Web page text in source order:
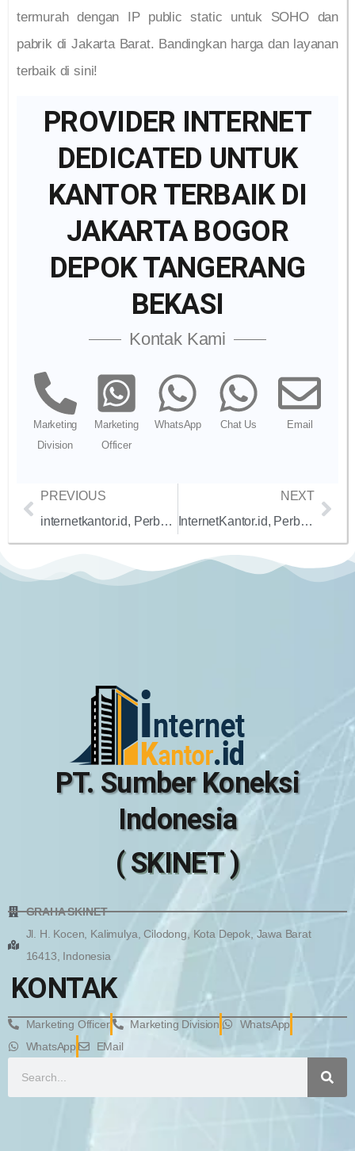
termurah dengan IP public static untuk SOHO dan
pabrik di Jakarta Barat. Bandingkan harga dan layanan
terbaik di sini!
PROVIDER INTERNET
DEDICATED UNTUK
KANTOR TERBAIK DI
JAKARTA BOGOR
DEPOK TANGERANG
BEKASI
Kontak Kami
Marketing
Division
Marketing
Officer
WhatsApp Chat Us Email
PREVIOUS
internetkantor.id, Perbandingan Harga Paket Internet Dedicated 100 Mbps Fiber Optic untuk SOHO dan Pabrik di Jabodetabek dengan SLA 99.9%
NEXT
InternetKantor.id, Perbandingan Harga Paket Internet Dedicated 10 Mbps Terbaik untuk Bisnis SOHO, UMKM, dan Usaha Rintisan di Jakarta Tahun 2024
PT. Sumber Koneksi
Indonesia
( SKINET )
GRAHA SKINET
Jl. H. Kocen, Kalimulya, Cilodong, Kota Depok, Jawa Barat
16413, Indonesia
KONTAK
Marketing Officer Marketing Division
WhatsApp
WhatsApp
EMail